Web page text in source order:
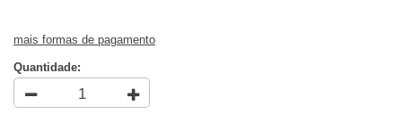
mais formas de pagamento
Quantidade: